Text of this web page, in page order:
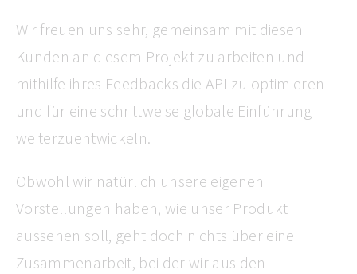
Wir freuen uns sehr, gemeinsam mit diesen
Kunden an diesem Projekt zu arbeiten und
mithilfe ihres Feedbacks die API zu optimieren
und für eine schrittweise globale Einführung
weiterzuentwickeln.
Obwohl wir natürlich unsere eigenen
Vorstellungen haben, wie unser Produkt
aussehen soll, geht doch nichts über eine
Zusammenarbeit, bei der wir aus den